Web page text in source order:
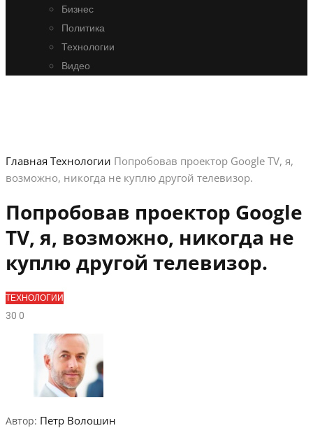
Бизнес
Политика
Технологии
Видео
Главная Технологии Попробовав проектор Google TV, я,
возможно, никогда не куплю другой телевизор.
Попробовав проектор Google
TV, я, возможно, никогда не
куплю другой телевизор.
ТЕХНОЛОГИИ
300
Автор: Петр Волошин